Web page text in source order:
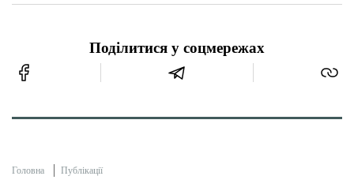
Поділитися у соцмережах
Головна Публікації